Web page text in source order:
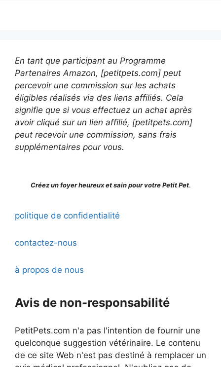
En tant que participant au Programme
Partenaires Amazon, [petitpets.com] peut
percevoir une commission sur les achats
éligibles réalisés via des liens affiliés. Cela
signifie que si vous effectuez un achat après
avoir cliqué sur un lien affilié, [petitpets.com]
peut recevoir une commission, sans frais
supplémentaires pour vous.
Créez un foyer heureux et sain pour votre Petit Pet.
politique de confidentialité
contactez-nous
à propos de nous
Avis de non-responsabilité
PetitPets.com n'a pas l'intention de fournir une
quelconque suggestion vétérinaire. Le contenu
de ce site Web n'est pas destiné à remplacer un